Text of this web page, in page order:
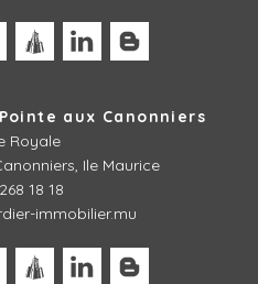
Pointe aux Canonniers
Royale
Ile Maurice
18 18
immobilier.mu